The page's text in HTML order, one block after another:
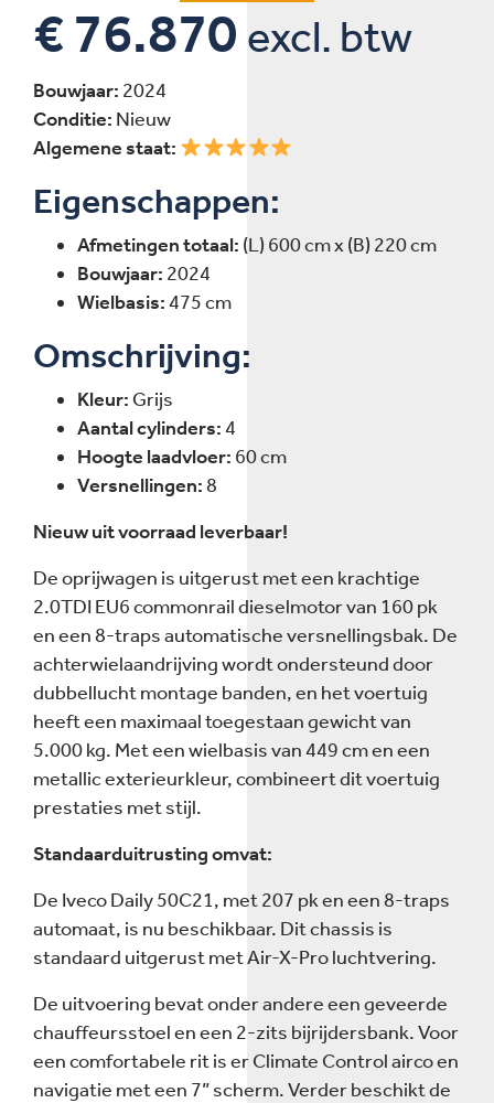
€ 76.870 excl. btw
Bouwjaar: 2024
Conditie: Nieuw
Algemene staat:
Eigenschappen:
Afmetingen totaal: (L) 600 cm x (B) 220 cm
Bouwjaar: 2024
Wielbasis:475 cm
Omschrijving:
Kleur: Grijs
Aantal cylinders:4
Hoogte laadvloer: 60 cm
Versnellingen:8
Nieuw uit voorraad leverbaar!
De oprijwagen is uitgerust met een krachtige
2.0TDI EU6 commonrail dieselmotor van 160 pk
en een 8-traps automatische versnellingsbak. De
achterwielaandrijving wordt ondersteund door
dubbellucht montage banden, en het voertuig
heeft een maximaal toegestaan gewicht van
5.000 kg. Met een wielbasis van 449 cm en een
metallic exterieurkleur, combineert dit voertuig
prestaties met stijl.
Standaarduitrusting omvat:
De Iveco Daily 50C21, met 207 pk en een 8-traps
automaat, is nu beschikbaar. Dit chassis is
standaard uitgerust met Air-X-Pro luchtvering.
De uitvoering bevat onder andere een geveerde
chauffeursstoel en een 2-zits bijrijdersbank. Voor
een comfortabele rit is er Climate Control airco en
navigatie met een 7” scherm. Verder beschikt de